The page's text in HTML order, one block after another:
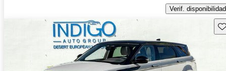
Verif. disponibilidad